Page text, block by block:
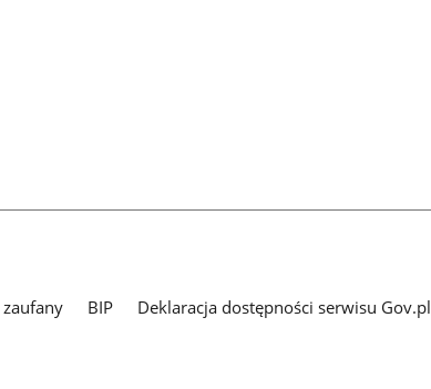
BIP
Deklaracja dostępności serwisu Gov.pl